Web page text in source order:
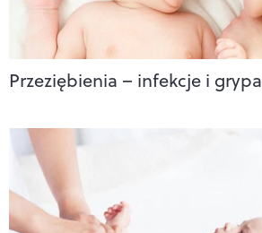
Przeziębienia – infekcje i grypa